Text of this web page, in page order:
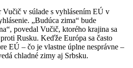
Vučič v súlade s vyhlásením EÚ v
„Budúca zima“ bude
povedal Vučič, ktorého krajina sa
Rusku. Keďže Európa sa často
EÚ – čo je vlastne úplne nesprávne –
chladné zimy aj Srbsku.